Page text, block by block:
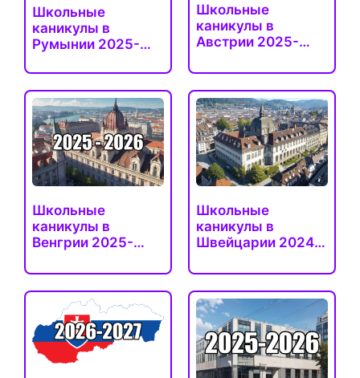
Школьные
каникулы в
Румынии 2025-
(официальные
даты)
Школьные
каникулы в
Австрии 2025-
Школьные
каникулы в
Венгрии 2025-
даты)
Школьные
каникулы в
Швейцарии 2024-